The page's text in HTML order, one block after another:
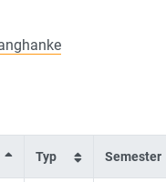
Typ Semester